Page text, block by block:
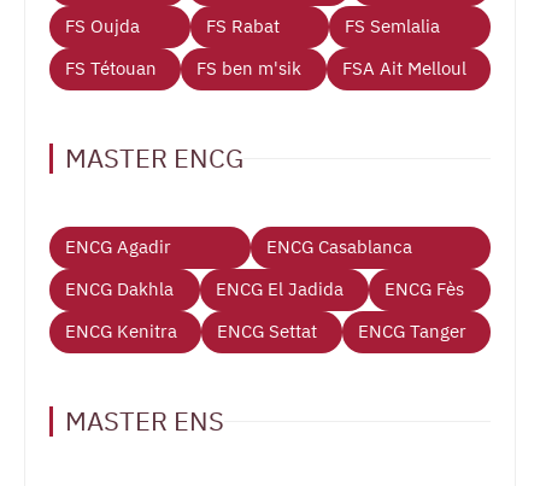
FS Oujda
FS Rabat
FS Semlalia
FS Tétouan
FS ben m'sik FSA Ait Melloul
MASTER ENCG
ENCG Agadir
ENCG Casablanca
ENCG Dakhla
ENCG El Jadida
ENCG Fès
ENCG Kenitra
ENCG Settat ENCG Tanger
MASTER ENS